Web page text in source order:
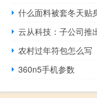
什么面料被套冬天贴
云从科技：子公司推
农村过年符包怎么写
360n5手机参数